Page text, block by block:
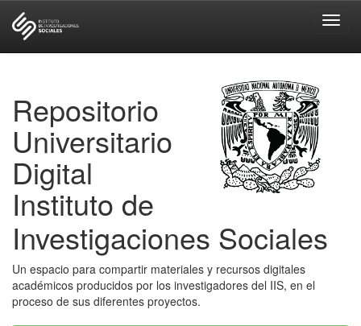
Repositorio
Universitario
Digital
Instituto de
Investigaciones Sociales
Un espacio para compartir materiales y recursos digitales
académicos producidos por los investigadores del IIS, en el
proceso de sus diferentes proyectos.